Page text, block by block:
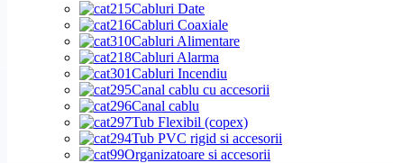
Cabluri Date
Cabluri Coaxiale
Cabluri Alimentare
Cabluri Alarma
Cabluri Incendiu
Canal cablu cu accesorii
Canal cablu
Tub Flexibil (copex)
Tub PVC rigid si accesorii
Organizatoare si accesorii